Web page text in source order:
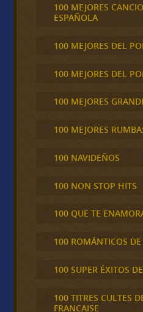
100 MEJORES
ESPAÑOLA
100 MEJORES DEL
100 MEJORES DEL
100 MEJORES
100 MEJORES
100 NAVIDEÑOS
100 NON STOP HITS
100 QUE TE
100 ROMÁNTICOS DE
100 SUPER ÉXITOS
100 TITRES CULTES
FRANCAISE